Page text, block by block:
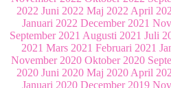
2022 Juni 2022 Maj 2022 April
Januari 2022 December 2021
September 2021 Augusti 2021 Juli
2021 Mars 2021 Februari 2021
November 2020 Oktober 2020
2020 Juni 2020 Maj 2020 April
Januari 2020 December 2019